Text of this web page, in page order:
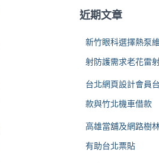
:近期文章
新竹眼科選擇熱泵
射防護需求老花雷
台北網頁設計會員
款與竹北機車借款
高雄當舖及網路樹
有助台北票貼